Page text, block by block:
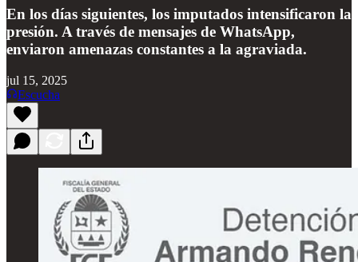
En los días siguientes, los imputados intensificaron la
presión. A través de mensajes de WhatsApp,
enviaron amenazas constantes a la agraviada.
jul 15, 2025
Escucha